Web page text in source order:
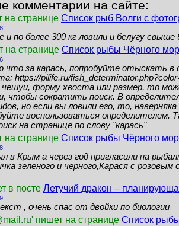
комментарии на сайте:
странице Список рыб Волги с
и по более 300 кг ловили и белугу свыше
на странице Список рыбы Чёрного
что за карась, попробуйте отыскать в
https://pilife.ru/
чешуи, форму хвоста или размер, то
чтобы сократить поиск. В
но если вы ловили его, то,
воспользоваться определителем.
на странице по слову "карась"
странице Список рыбы Чёрного
в Крым а через год пригласили на
зеленого и черного,Карася с
в посте Летучий дракон –
, очень спас от двойки по биологии
пишет на странице Список